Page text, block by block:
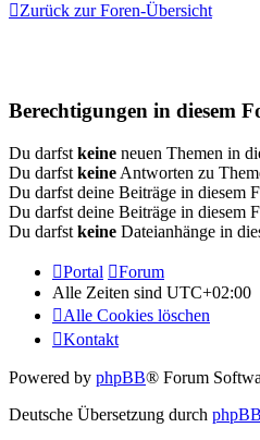
Zurück zur Foren-Übersicht
Berechtigungen in diesem
Du darfst keine neuen Themen in
Du darfst keine Antworten zu
Du darfst deine Beiträge in diesem
Du darfst deine Beiträge in diesem
Du darfst keine Dateianhänge in
Portal
Forum
Alle Zeiten sind UTC+02:00
Alle Cookies löschen
Kontakt
Powered by phpBB® Forum
Deutsche Übersetzung durch